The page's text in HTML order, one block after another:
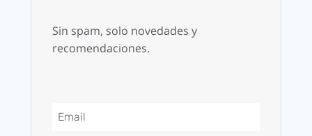
Sin spam, solo novedades y
recomendaciones.